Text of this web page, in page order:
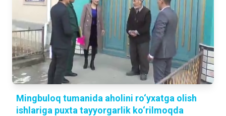
Mingbuloq tumanida aholini ro‘yxatga olish
ishlariga puxta tayyorgarlik ko‘rilmoqda